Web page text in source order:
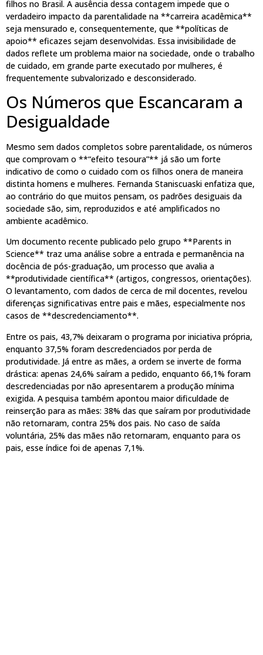
filhos no Brasil. A ausência dessa contagem impede que o
verdadeiro impacto da parentalidade na **carreira acadêmica**
seja mensurado e, consequentemente, que **políticas de
apoio** eficazes sejam desenvolvidas. Essa invisibilidade de
dados reflete um problema maior na sociedade, onde o trabalho
de cuidado, em grande parte executado por mulheres, é
frequentemente subvalorizado e desconsiderado.
Os Números que Escancaram a
Desigualdade
Mesmo sem dados completos sobre parentalidade, os números
que comprovam o **“efeito tesoura”** já são um forte
indicativo de como o cuidado com os filhos onera de maneira
distinta homens e mulheres. Fernanda Staniscuaski enfatiza que,
ao contrário do que muitos pensam, os padrões desiguais da
sociedade são, sim, reproduzidos e até amplificados no
ambiente acadêmico.
Um documento recente publicado pelo grupo **Parents in
Science** traz uma análise sobre a entrada e permanência na
docência de pós-graduação, um processo que avalia a
**produtividade científica** (artigos, congressos, orientações).
O levantamento, com dados de cerca de mil docentes, revelou
diferenças significativas entre pais e mães, especialmente nos
casos de **descredenciamento**.
Entre os pais, 43,7% deixaram o programa por iniciativa própria,
enquanto 37,5% foram descredenciados por perda de
produtividade. Já entre as mães, a ordem se inverte de forma
drástica: apenas 24,6% saíram a pedido, enquanto 66,1% foram
descredenciadas por não apresentarem a produção mínima
exigida. A pesquisa também apontou maior dificuldade de
reinserção para as mães: 38% das que saíram por produtividade
não retornaram, contra 25% dos pais. No caso de saída
voluntária, 25% das mães não retornaram, enquanto para os
pais, esse índice foi de apenas 7,1%.